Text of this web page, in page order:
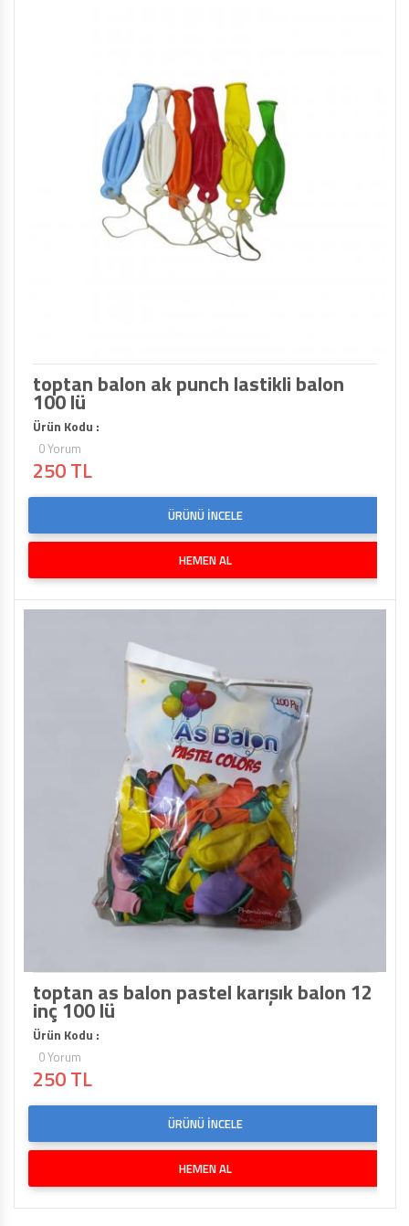
ŞEKILLI BALONLAR
ÖZEL BASKILI BALON
IŞIKLI BALON,LED IŞIKLI BALON
toptan balon ak punch lastikli balon
100 lü
Ürün Kodu :
0 Yorum
250 TL
ÜRÜNÜ İNCELE
HEMEN AL
toptan as balon pastel karışık balon 12
inç 100 lü
Ürün Kodu :
0 Yorum
250 TL
ÜRÜNÜ İNCELE
HEMEN AL